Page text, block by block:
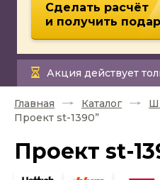
Сделать расчёт
и получить
Акция действует
Главная Каталог
Проект st-1390”
Проект st-